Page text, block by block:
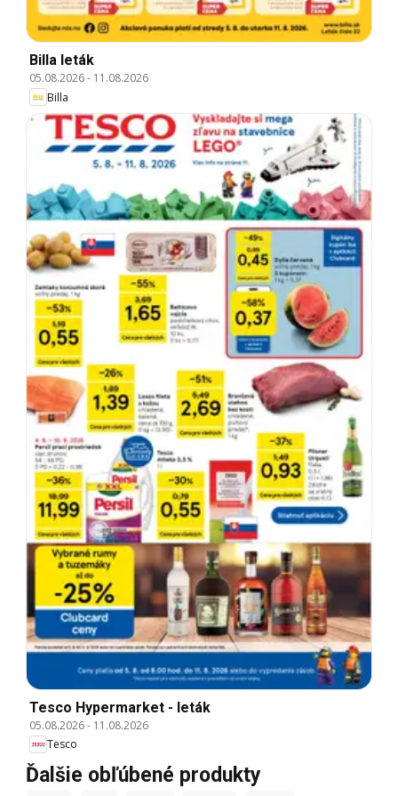
Billa leták
05.08.2026- 11.08.2026
Billa
Tesco Hypermarket - leták
05.08.2026- 11.08.2026
Tesco
Ďalšie obľúbené produkty